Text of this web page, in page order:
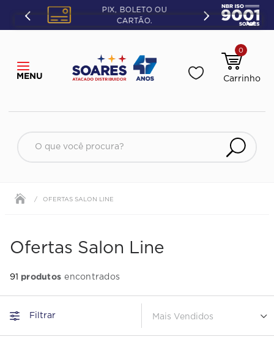
PIX, BOLETO OU
CARTÃO.
0
O que você procura?
OFERTAS SALON LINE
Ofertas Salon Line
91 produtos
Filtrar Mais Vendidos